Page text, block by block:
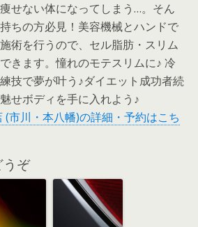
せない体になってしまう…。そん
ちの方必見！美容機械とハンドで
術を行うので、セル脂肪・スリム
きます。憧れのモテスリムに♪ 冷
技で夢が叶う♪ダイエット成功者続
せボディを手に入れよう♪
(市川・本八幡)の詳細・予約はこち
うぞ